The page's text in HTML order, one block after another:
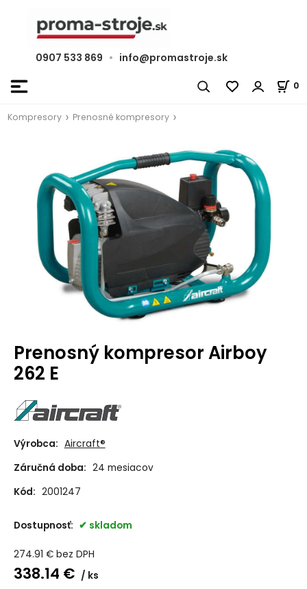
0907 533 869 • info@promastroje.sk
0
Kompresory Prenosné kompresory
Prenosný kompresor Airboy
262 E
Výrobca: Aircraft®
Záručná doba: 24 mesiacov
Kód: 2001247
Dostupnosť: skladom
274.91 € bez DPH
338.14 € ks